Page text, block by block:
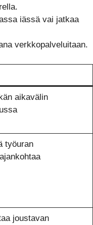
iässä vai jatkaa
verkkopalveluitaan.
aikavälin
työuran
joustavan